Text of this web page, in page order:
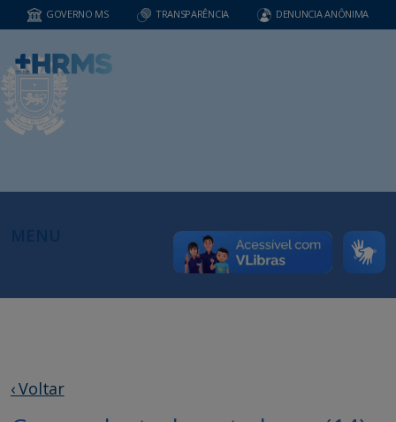
GOVERNO MS TRANSPARÊNCIA DENUNCIA ANÔNIMA
‹ Voltar